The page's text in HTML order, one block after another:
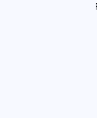
7 Avenue